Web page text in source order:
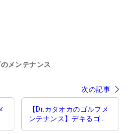
メンテナンス
次の記事
【Dr.カタオカのゴルフメ
ンテナンス】デキるゴル